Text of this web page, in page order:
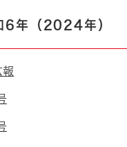
6年（2024年）
報